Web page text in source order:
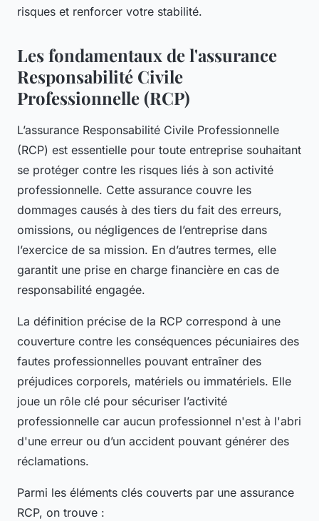
risques et renforcer votre stabilité.
Les fondamentaux de l'assurance
Responsabilité Civile
Professionnelle (RCP)
L’assurance Responsabilité Civile Professionnelle
(RCP) est essentielle pour toute entreprise souhaitant
se protéger contre les risques liés à son activité
professionnelle. Cette assurance couvre les
dommages causés à des tiers du fait des erreurs,
omissions, ou négligences de l’entreprise dans
l’exercice de sa mission. En d’autres termes, elle
garantit une prise en charge financière en cas de
responsabilité engagée.
La définition précise de la RCP correspond à une
couverture contre les conséquences pécuniaires des
fautes professionnelles pouvant entraîner des
préjudices corporels, matériels ou immatériels. Elle
joue un rôle clé pour sécuriser l’activité
professionnelle car aucun professionnel n'est à l'abri
d'une erreur ou d’un accident pouvant générer des
réclamations.
Parmi les éléments clés couverts par une assurance
RCP, on trouve :